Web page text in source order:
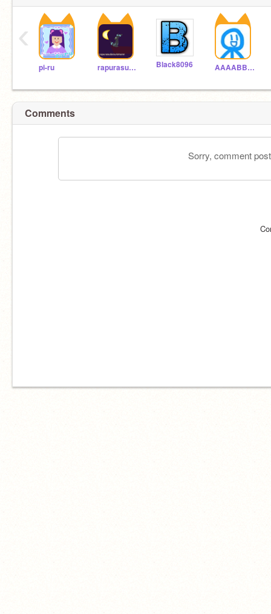
pi-ru rapurasudaisukimann Black8096 AAAABBBBCCCCABC
‹
Comments
Sorry, comment